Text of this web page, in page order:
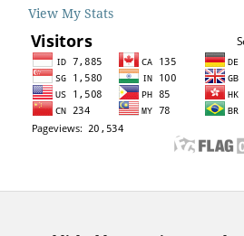
View My Stats